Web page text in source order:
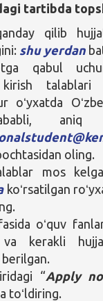
tartibda
qilib
shu yerdan
qabul
kirish talablari
oʻyxatda
aniq
oling.
mos
koʻrsatilgan
oʻquv
va kerakli
“Apply
toʻldiring.